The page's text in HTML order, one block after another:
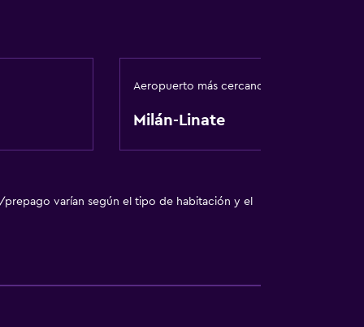
Aeropuerto más cercano
Milán-Linate
prepago varían según el tipo de habitación y el